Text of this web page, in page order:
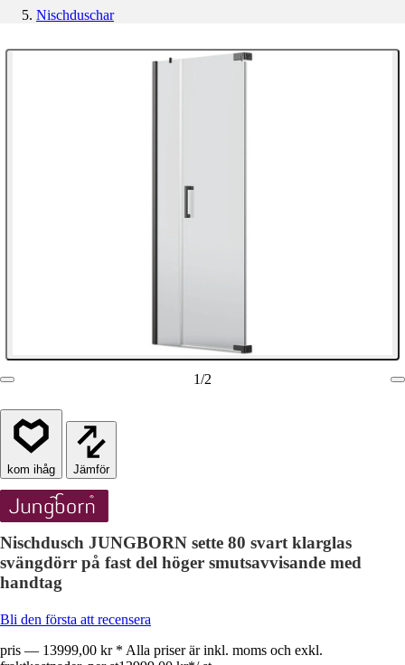
Nischduschar
1/2
Jämför
Nischdusch JUNGBORN sette 80 svart klarglas
svängdörr på fast del höger smutsavvisande med
handtag
Bli den första att recensera
pris — 13999,00 kr * Alla priser är inkl. moms och exkl.